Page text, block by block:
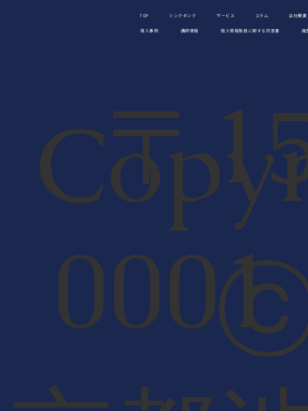
組織にとって効果的なコミュニケーショ
ンとは何か。質の高い対話が企業パフォ
ーマンスを左右する
TOP シンクタンク サービス コラム 会社概要
導入事例 講師情報 個人情報取扱に関する同意書 履
〒